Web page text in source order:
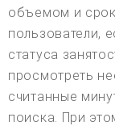
объемом и
пользователи,
статуса
просмотреть
считанные
поиска. При